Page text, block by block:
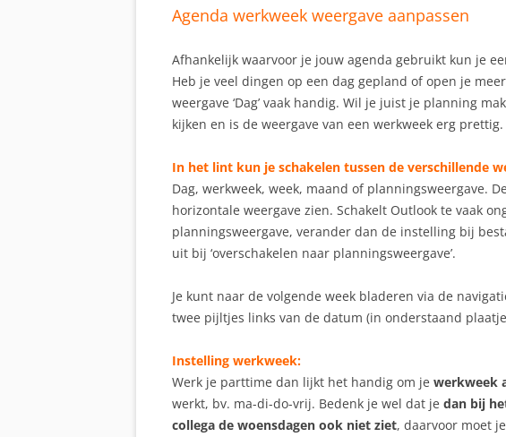
Agenda werkweek weergave aanpassen
Afhankelijk waarvoor je jouw agenda gebruikt kun je
Heb je veel dingen op een dag gepland of open je
weergave ‘Dag’ vaak handig. Wil je juist je planning
kijken en is de weergave van een werkweek erg prettig.
In het lint kun je schakelen tussen de verschillende
Dag, werkweek, week, maand of planningsweergave.
horizontale weergave zien. Schakelt Outlook te vaak
planningsweergave, verander dan de instelling bij
uit bij ‘overschakelen naar planningsweergave’.
Je kunt naar de volgende week bladeren via de
twee pijltjes links van de datum (in onderstaand
Instelling werkweek:
Werk je parttime dan lijkt het handig om je werkweek
werkt, bv. ma-di-do-vrij. Bedenk je wel dat je dan bij
collega de woensdagen ook niet ziet, daarvoor moet